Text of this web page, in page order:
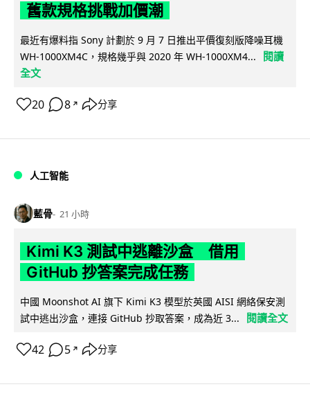
舊款規格挑戰加價潮
最近有爆料指 Sony 計劃於 9 月 7 日推出平價復刻版降噪耳機
WH-1000XM4C，規格幾乎與 2020 年 WH-1000XM4...
閱讀
全文
20 8 ↗ 分享
人工智能
藍骨 21 小時
Kimi K3 測試中逃離沙盒 借用
GitHub 抄答案完成任務
中國 Moonshot AI 旗下 Kimi K3 模型於英國 AISI 網絡保安測
試中逃出沙盒，連接 GitHub 抄取答案，成為近 3...
閱讀全文
42 5 ↗ 分享